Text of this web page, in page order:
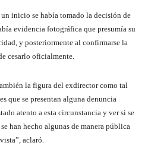
inicio se había tomado la decisión de
evidencia fotográfica que presumía su
y posteriormente al confirmarse la
cesarlo oficialmente.
la figura del exdirector como tal
que se presentan alguna denuncia
atento a esta circunstancia y ver si se
han hecho algunas de manera pública
aclaró.